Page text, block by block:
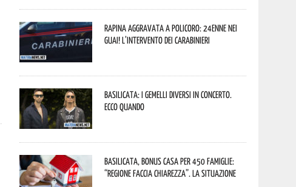
Rapina aggravata a Policoro: 24enne nei
guai! L’intervento dei Carabinieri
Basilicata: i Gemelli DiVersi in concerto.
Ecco quando
Basilicata, Bonus casa per 450 famiglie:
“Regione faccia chiarezza”. La situazione